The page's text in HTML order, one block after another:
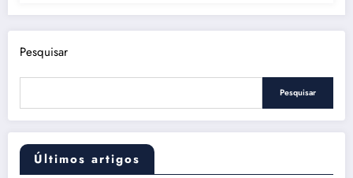
Pesquisar
Pesquisar
Últimos artigos